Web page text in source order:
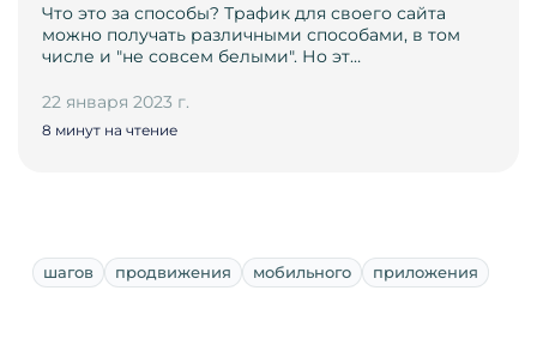
Что это за способы? Трафик для своего сайта
можно получать различными способами, в том
числе и "не совсем белыми". Но эт…
22 января 2023 г.
8 минут на чтение
шагов продвижения мобильного приложения